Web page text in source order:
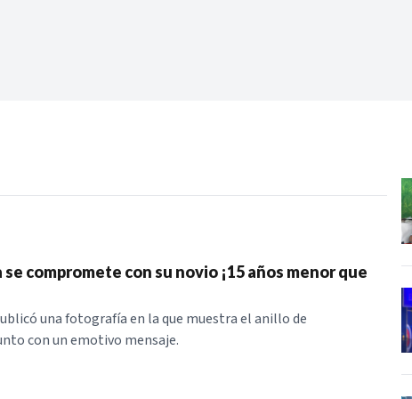
se compromete con su novio ¡15 años menor que
una fotografía en la que muestra el anillo de
con un emotivo mensaje.